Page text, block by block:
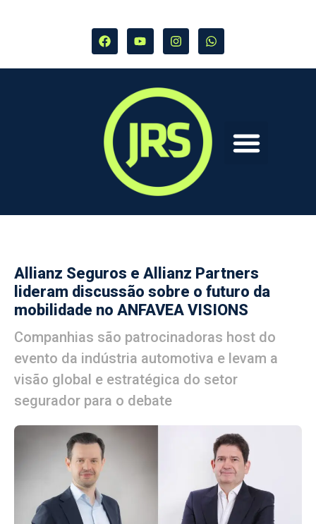
Allianz Seguros e Allianz Partners
lideram discussão sobre o futuro da
mobilidade no ANFAVEA VISIONS
Companhias são patrocinadoras host do
evento da indústria automotiva e levam a
visão global e estratégica do setor
segurador para o debate